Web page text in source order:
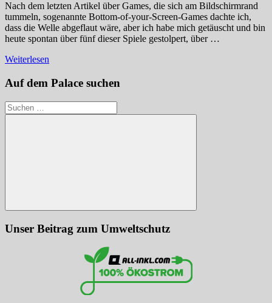
Nach dem letzten Artikel über Games, die sich am Bildschirmrand
tummeln, sogenannte Bottom-of-your-Screen-Games dachte ich,
dass die Welle abgeflaut wäre, aber ich habe mich getäuscht und bin
heute spontan über fünf dieser Spiele gestolpert, über …
Weiterlesen
Auf dem Palace suchen
Suchen
nach:
Suchen
Unser Beitrag zum Umweltschutz